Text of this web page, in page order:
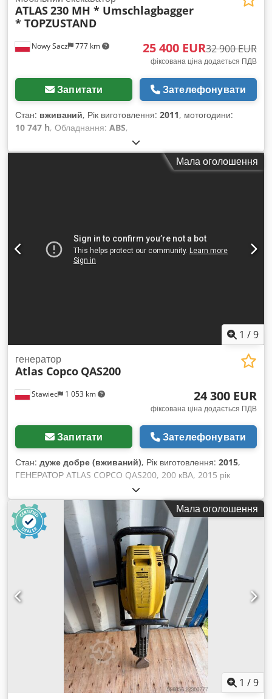
Nowy Sacz 777 km
ATLAS230 MH * Umschlagbagger
* TOPZUSTAND
25 400 EUR32 900 EUR
фіксована ціна додається ПДВ
Запитати Зателефонувати
Стан: вживаний, Рік виготовлення: 2011, мотогодини:
10 747 h, Обладнання: ABS,
Мала оголошення
1 /9
Stawiec 1 053 km
генератор
Atlas Copco QAS200
24 300 EUR
фіксована ціна додається ПДВ
Запитати Зателефонувати
Стан: дуже добре (вживаний), Рік виготовлення: 2015,
ГЕНЕРАТОР ATLAS COPCO QAS200, 200 кВА, 2015 рік
випуску, після технічного обслуговування. Технічні
характеристики: Потужність: 200 кВА (160 кВт); Dwodpezp H
T Hsfx Aa Eja Рік виготовлення: 2015; Двигун: VOLVO PENTA;
Напрацювання: 3705 годин. Генератор повністю справний.
Ціна нетто: 105 000 злотих. Ціна брутто: 129 150 злотих.
Посилання на відео нижче.
Мала оголошення
1 /9